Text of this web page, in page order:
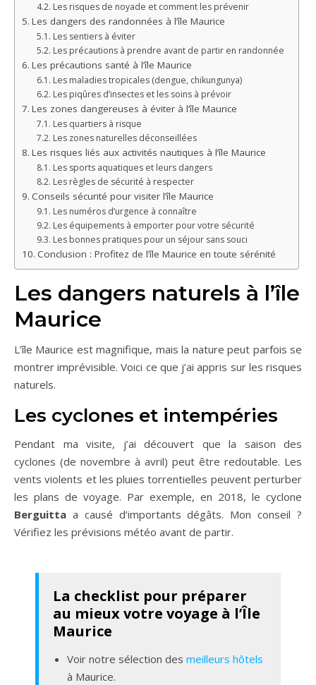
Les risques de noyade et comment les prévenir
Les dangers des randonnées à l’île Maurice
Les sentiers à éviter
Les précautions à prendre avant de partir en randonnée
Les précautions santé à l’île Maurice
Les maladies tropicales (dengue, chikungunya)
Les piqûres d’insectes et les soins à prévoir
Les zones dangereuses à éviter à l’île Maurice
Les quartiers à risque
Les zones naturelles déconseillées
Les risques liés aux activités nautiques à l’île Maurice
Les sports aquatiques et leurs dangers
Les règles de sécurité à respecter
Conseils sécurité pour visiter l’île Maurice
Les numéros d’urgence à connaître
Les équipements à emporter pour votre sécurité
Les bonnes pratiques pour un séjour sans souci
Conclusion : Profitez de l’île Maurice en toute sérénité
Les dangers naturels à l’île
Maurice
L’île Maurice est magnifique, mais la nature peut parfois se
montrer imprévisible. Voici ce que j’ai appris sur les risques
naturels.
Les cyclones et intempéries
Pendant ma visite, j’ai découvert que la saison des
cyclones (de novembre à avril) peut être redoutable. Les
vents violents et les pluies torrentielles peuvent perturber
les plans de voyage. Par exemple, en 2018, le cyclone
Berguitta a causé d’importants dégâts. Mon conseil ?
Vérifiez les prévisions météo avant de partir.
La checklist pour préparer
au mieux votre voyage à l’Île
Maurice
Voir notre sélection des meilleurs hôtels
à Maurice.